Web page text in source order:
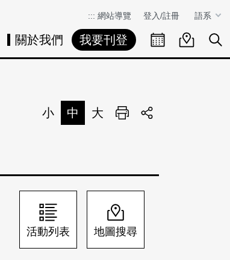
::: 網站導覽 登入/註冊 語系
關於我們 我要刊登 活動日曆活動地圖展
小 中 大 列印
活動列表 地圖搜尋